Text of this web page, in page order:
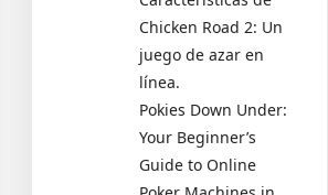
Chicken Road 2: Un
juego de azar en
línea.
Pokies Down Under:
Your Beginner’s
Guide to Online